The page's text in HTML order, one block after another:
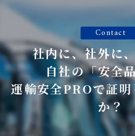
Contact
社内に、社外に
自社の「安全
運輸安全PROで証
か？